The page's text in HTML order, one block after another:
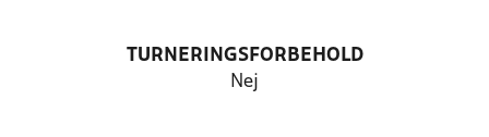
TURNERINGSFORBEHOLD
Nej